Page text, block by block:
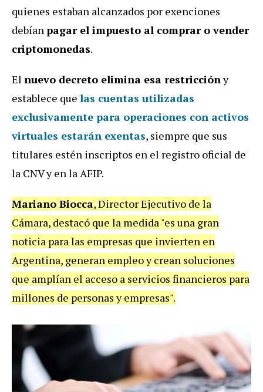
quienes estaban alcanzados por exenciones
debíanpagar el impuesto al comprar o vender
criptomonedas.
El nuevo decreto elimina esa restriccióny
establece que las cuentas utilizadas
exclusivamente para operaciones con activos
virtuales estarán exentas, siempre que sus
titulares estén inscriptos en el registro oficial de
la CNV y en la AFIP.
Mariano Biocca, Director Ejecutivo de la
Cámara, destacó que la medida "es una gran
noticia para las empresas que invierten en
Argentina, generan empleo y crean soluciones
que amplían el acceso a servicios financieros para
millones de personas y empresas".